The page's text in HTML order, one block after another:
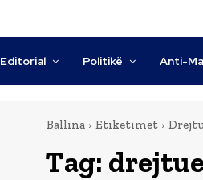
Editorial Politikë Anti-
Ballina Etiketimet
Tag: